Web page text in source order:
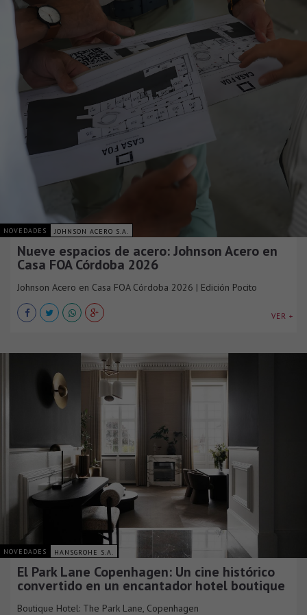
NOVEDADES JOHNSON ACERO S.A.
Nueve espacios de acero: Johnson Acero en
Casa FOA Córdoba 2026
Johnson Acero en Casa FOA Córdoba 2026 | Edición Pocito
VER +
NOVEDADES HANSGROHE S.A.
El Park Lane Copenhagen: Un cine histórico
convertido en un encantador hotel boutique
Boutique Hotel: The Park Lane, Copenhagen